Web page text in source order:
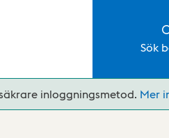
Sök
inloggningsmetod. Mer